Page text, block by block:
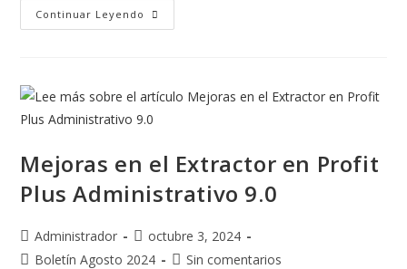
Continuar Leyendo
Mejoras en el Extractor en Profit
Plus Administrativo 9.0
Administrador
octubre 3, 2024
Boletín Agosto 2024
Sin comentarios